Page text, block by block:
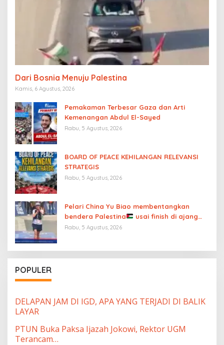
Dari Bosnia Menuju Palestina
Kamis, 6 Agustus, 2026
Pemakaman Terbesar Gaza dan Arti
Kemenangan Abdul El-Sayed
Rabu, 5 Agustus, 2026
BOARD OF PEACE KEHILANGAN RELEVANSI
STRATEGIS
Rabu, 5 Agustus, 2026
Pelari China Yu Biao membentangkan
bendera Palestina
usai finish di ajang
UTMB Mont-Blanc sambil menutup mulut
Rabu, 5 Agustus, 2026
POPULER
DELAPAN JAM DI IGD, APA YANG TERJADI DI BALIK
LAYAR
PTUN Buka Paksa Ijazah Jokowi, Rektor UGM
Terancam…